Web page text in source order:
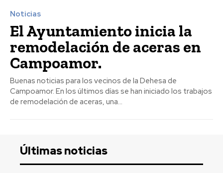
Noticias
El Ayuntamiento inicia la
remodelación de aceras en
Campoamor.
Buenas noticias para los vecinos de la Dehesa de
Campoamor. En los últimos días se han iniciado los trabajos
de remodelación de aceras, una...
Últimas noticias